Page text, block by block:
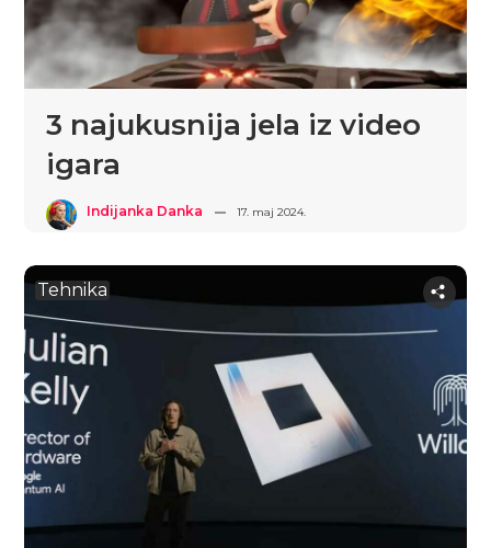
3 najukusnija jela iz video
igara
Indijanka Danka 17. maj 2024.
Tehnika